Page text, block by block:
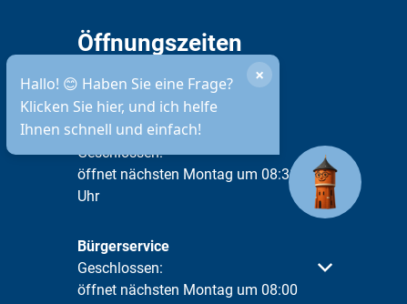
Hallo! 😊 Haben Sie eine Frage?
Klicken Sie hier, und ich helfe
Ihnen schnell und einfach!
×
Öffnungszeiten
Stadtverwaltung
Telefonische Erreichbarkeit
Klicken, um weitere Öffnungs- oder Schließzeiten
Geschlossen:
öffnet nächsten Montag um 08:30
Uhr
Bürgerservice
Klicken, um weitere Öffnungs- oder Schließzeiten
Geschlossen:
öffnet nächsten Montag um 08:00